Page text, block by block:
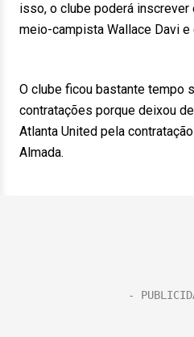
isso, o clube poderá inscrever
meio-campista Wallace Davi
O clube ficou bastante tempo
contratações porque deixou
Atlanta United pela
Almada.